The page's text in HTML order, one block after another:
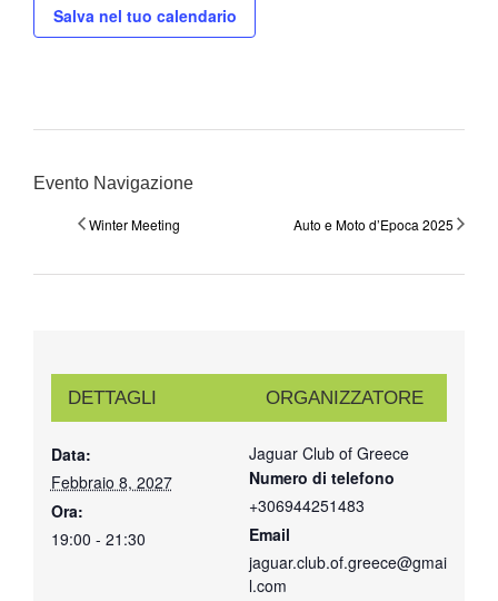
Salva nel tuo calendario
Evento Navigazione
Winter Meeting Auto e Moto d’Epoca 2025
DETTAGLI
Data:
Febbraio 8, 2027
Ora:
19:00 - 21:30
ORGANIZZATORE
Jaguar Club of Greece
Numero di telefono
+306944251483
Email
jaguar.club.of.greece@gmai
l.com